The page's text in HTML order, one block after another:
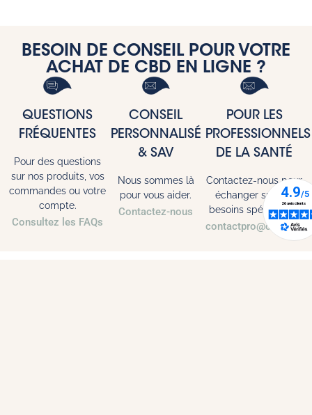
BESOIN DE CONSEIL POUR VOTRE
ACHAT DE CBD EN LIGNE ?
QUESTIONS
FRÉQUENTES
Pour des questions
sur nos produits, vos
commandes ou votre
compte.
Consultez les FAQs
CONSEIL
PERSONNALISÉ
& SAV
Nous sommes là
pour vous aider.
Contactez-nous
POUR LES
PROFESSIONNELS
DE LA SANTÉ
Contactez-nous pour
échanger sur vos
besoins spécifiques.